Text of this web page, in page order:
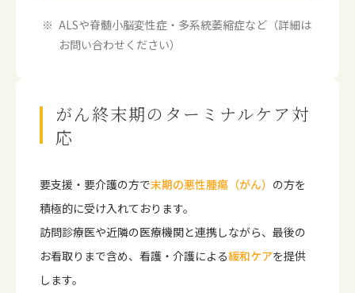
ALSや脊髄小脳変性症・多系統萎縮症など（詳細は
お問い合わせください）
がん終末期のターミナルケア対
応
要支援・要介護の方で末期の悪性腫瘍（がん） の方を
積極的に受け入れております。
訪問診療医や近隣の医療機関と連携しながら、最後の
お看取りまで含め、看護・介護による緩和ケアを提供
します。